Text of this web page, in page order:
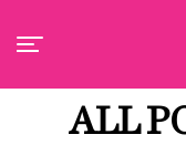
ALL